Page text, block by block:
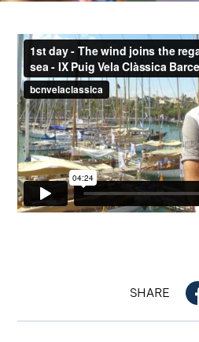
SHARE